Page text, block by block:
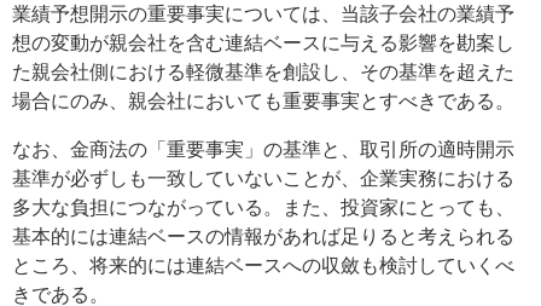
業績予想開示の重要事実については、当該子会社の業績予
想の変動が親会社を含む連結ベースに与える影響を勘案し
た親会社側における軽微基準を創設し、その基準を超えた
場合にのみ、親会社においても重要事実とすべきである。
なお、金商法の「重要事実」の基準と、取引所の適時開示
基準が必ずしも一致していないことが、企業実務における
多大な負担につながっている。また、投資家にとっても、
基本的には連結ベースの情報があれば足りると考えられる
ところ、将来的には連結ベースへの収斂も検討していくべ
きである。